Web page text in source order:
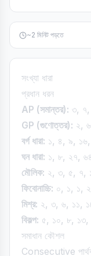
~2 মিনিট পড়তে
সংখ্যা ধারা
প্রধান ধরন
AP (সমান্তর): ৩,
GP (গুণোত্তর): ২,
বর্গ ধারা: ১, ৪, ৯,
ঘন ধারা: ১, ৮, ২৭,
মৌলিক: ২, ৩, ৫, ৭,
ফিবোনাচ্চি: ০, ১, ১,
মিশ্র: ২, ৩, ৬, ১১,
বিকল্প: ৫, ১০, ৮,
সমাধান কৌশল
Consecutive